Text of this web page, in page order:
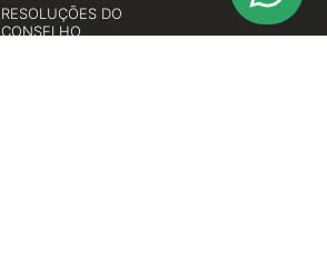
RESOLUÇÕES DO
CONSELHO